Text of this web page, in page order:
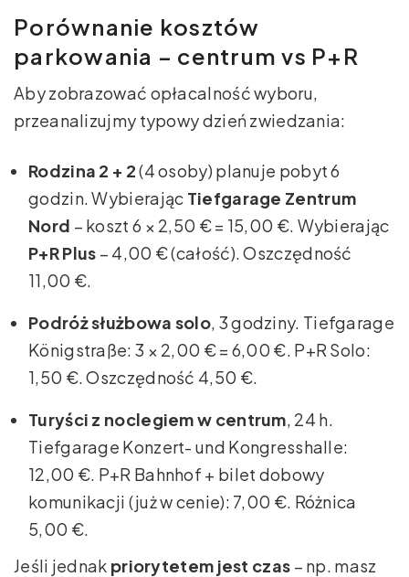
Porównanie kosztów
parkowania – centrum vs P+R
Aby zobrazować opłacalność wyboru,
przeanalizujmy typowy dzień zwiedzania:
Rodzina 2 + 2(4 osoby) planuje pobyt 6
godzin. Wybierając Tiefgarage Zentrum
Nord – koszt 6 × 2,50 € = 15,00 €. Wybierając
P+R Plus – 4,00 € (całość). Oszczędność
11,00 €.
Podróż służbowa solo, 3 godziny. Tiefgarage
Königstraße: 3 × 2,00 € = 6,00 €. P+R Solo:
1,50 €. Oszczędność 4,50 €.
Turyści z noclegiem w centrum, 24 h.
Tiefgarage Konzert- und Kongresshalle:
12,00 €. P+R Bahnhof + bilet dobowy
komunikacji (już w cenie): 7,00 €. Różnica
5,00 €.
Jeśli jednak priorytetem jest czas – np. masz